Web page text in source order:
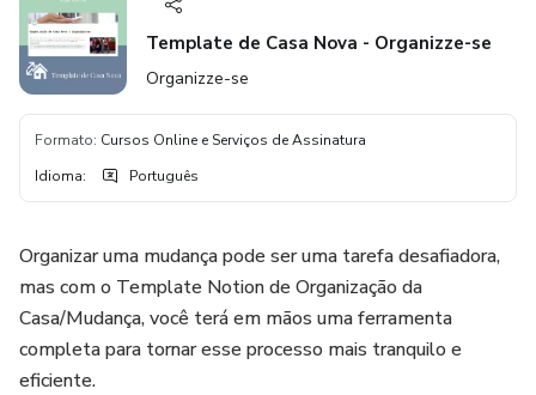
Template de Casa Nova - Organizze-se
Organizze-se
Formato: Cursos Online e Serviços de Assinatura
Idioma: Português
Organizar uma mudança pode ser uma tarefa desafiadora,
mas com o Template Notion de Organização da
Casa/Mudança, você terá em mãos uma ferramenta
completa para tornar esse processo mais tranquilo e
eficiente.